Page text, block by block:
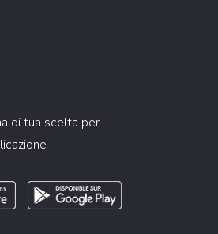
di tua scelta per